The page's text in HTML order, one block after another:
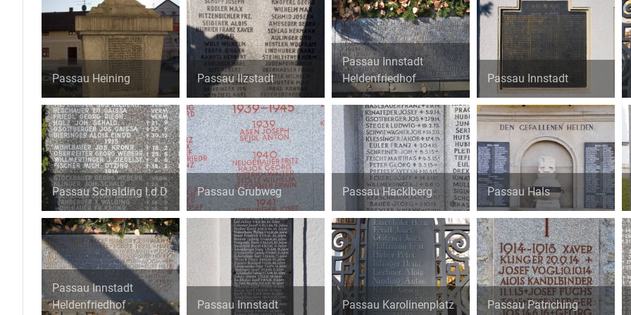
Passau Heining Passau Ilzstadt
Passau Innstadt
Heldenfriedhof
Passau Innstadt
Passau Schalding l.d.D Passau Grubweg Passau Hacklberg Passau Hals
Passau Innstadt
Heldenfriedhof
Passau Innstadt Passau Karolinenplatz Passau Patriching